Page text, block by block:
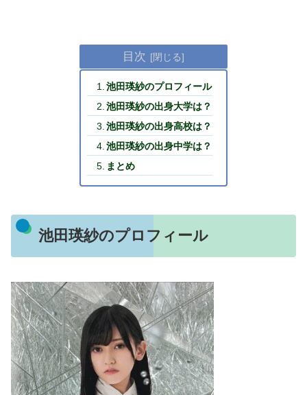
目次
池田瑛紗のプロフィール
池田瑛紗の出身大学は？
池田瑛紗の出身高校は？
池田瑛紗の出身中学は？
まとめ
池田瑛紗のプロフィール